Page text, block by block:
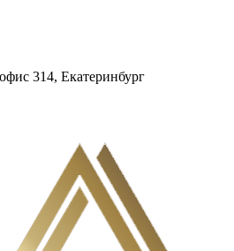
314, Екатеринбург